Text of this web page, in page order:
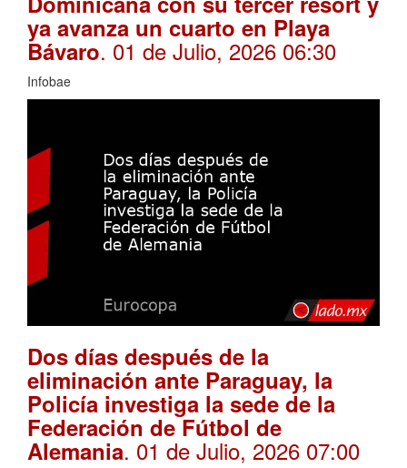
ya avanza un cuarto en Playa
Bávaro. 01 de Julio, 2026 06:30
Infobae
Dos días después de la
eliminación ante Paraguay, la
Policía investiga la sede de la
Federación de Fútbol de
Alemania. 01 de Julio, 2026 07:00